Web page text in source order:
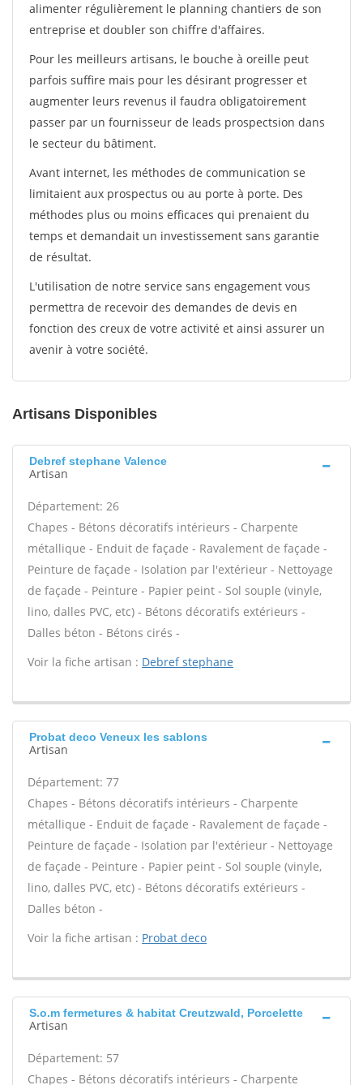
alimenter régulièrement le planning chantiers de son
entreprise et doubler son chiffre d'affaires.
Pour les meilleurs artisans, le bouche à oreille peut
parfois suffire mais pour les désirant progresser et
augmenter leurs revenus il faudra obligatoirement
passer par un fournisseur de leads prospectsion dans
le secteur du bâtiment.
Avant internet, les méthodes de communication se
limitaient aux prospectus ou au porte à porte. Des
méthodes plus ou moins efficaces qui prenaient du
temps et demandait un investissement sans garantie
de résultat.
L'utilisation de notre service sans engagement vous
permettra de recevoir des demandes de devis en
fonction des creux de votre activité et ainsi assurer un
avenir à votre société.
Artisans Disponibles
Debref stephane Valence
Artisan
Département: 26
Chapes - Bétons décoratifs intérieurs - Charpente
métallique - Enduit de façade - Ravalement de façade -
Peinture de façade - Isolation par l'extérieur - Nettoyage
de façade - Peinture - Papier peint - Sol souple (vinyle,
lino, dalles PVC, etc) - Bétons décoratifs extérieurs -
Dalles béton - Bétons cirés -
Voir la fiche artisan : Debref stephane
Probat deco Veneux les sablons
Artisan
Département: 77
Chapes - Bétons décoratifs intérieurs - Charpente
métallique - Enduit de façade - Ravalement de façade -
Peinture de façade - Isolation par l'extérieur - Nettoyage
de façade - Peinture - Papier peint - Sol souple (vinyle,
lino, dalles PVC, etc) - Bétons décoratifs extérieurs -
Dalles béton -
Voir la fiche artisan : Probat deco
S.o.m fermetures & habitat Creutzwald, Porcelette
Artisan
Département: 57
Chapes - Bétons décoratifs intérieurs - Charpente